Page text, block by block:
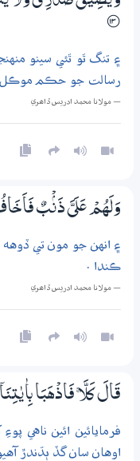
؀13
۽ تنگ ٿو ٿئي سينو
رسالت جو حڪم موڪل
— مولانا محمد ادريس ڏاھري
وَلَهُمْ عَلَيَّ ذَنْۢبٌ
۽ انهن جو مون تي ڏوهه
ڪندا .
— مولانا محمد ادريس ڏاھري
قَالَ كَلَّا ۚ فَاذْهَبَا
فرمايائين ائين ناهي
اوهان سان گڏ ٻڌندڙ